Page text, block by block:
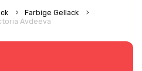
Farbige Gellack
Avdeeva